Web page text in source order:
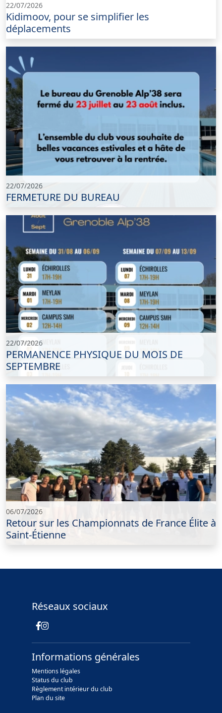
22/07/2026
Kidimoov, pour se simplifier les
déplacements
22/07/2026
FERMETURE DU BUREAU
22/07/2026
PERMANENCE PHYSIQUE DU MOIS DE
SEPTEMBRE
06/07/2026
Retour sur les Championnats de France Élite à
Saint-Étienne
Réseaux sociaux
Informations générales
Mentions légales
Status du club
Règlement intérieur du club
Plan du site